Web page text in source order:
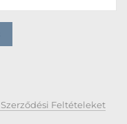
Feltételeket